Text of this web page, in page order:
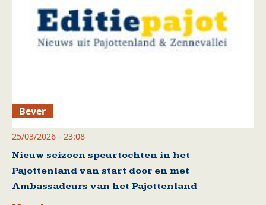
Bever
25/03/2026 - 23:08
Nieuw seizoen speurtochten in het
Pajottenland van start door en met
Ambassadeurs van het Pajottenland